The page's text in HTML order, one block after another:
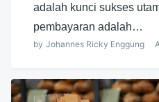
adalah kunci sukses
pembayaran adalah…
by Johannes Ricky Enggung